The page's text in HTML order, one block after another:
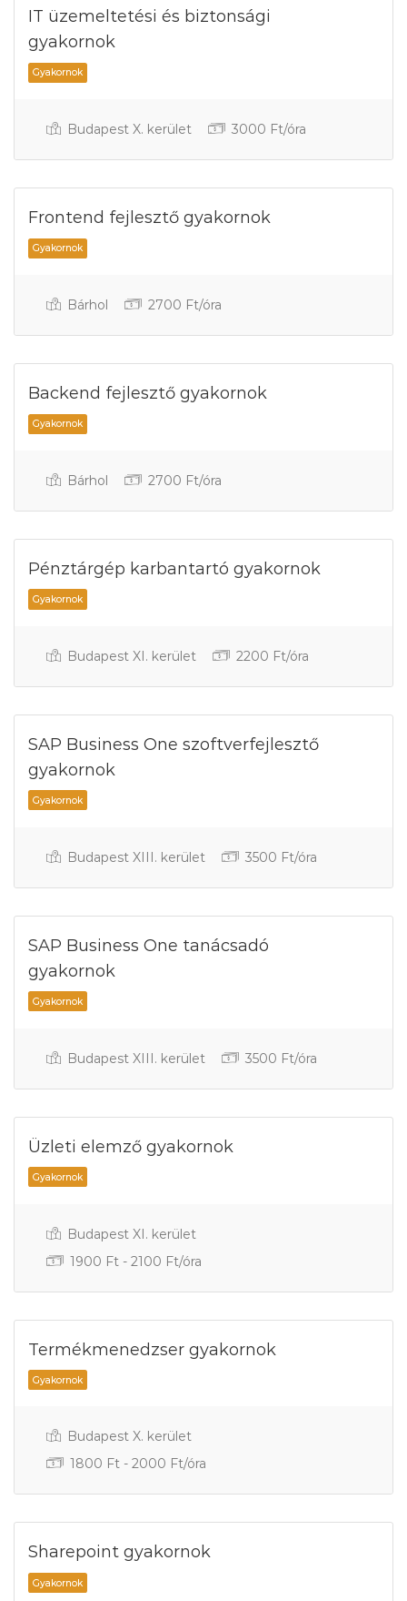
IT üzemeltetési és biztonsági
gyakornok
Budapest X. kerület 3000 Ft/óra
Frontend fejlesztő gyakornok
Bárhol 2700 Ft/óra
Backend fejlesztő gyakornok
Gyakornok
Bárhol 2700 Ft/óra
Pénztárgép karbantartó gyakornok
Gyakornok
Budapest XI. kerület 2200 Ft/óra
SAP Business One szoftverfejlesztő
gyakornok
Gyakornok
Budapest XIII. kerület 3500 Ft/óra
SAP Business One tanácsadó
gyakornok
Budapest XIII. kerület 3500 Ft/óra
Üzleti elemző gyakornok
Budapest XI. kerület
1900 Ft - 2100 Ft/óra
Termékmenedzser gyakornok
Budapest X. kerület
1800 Ft - 2000 Ft/óra
Sharepoint gyakornok